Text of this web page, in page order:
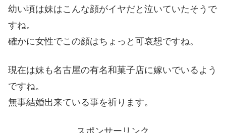
幼い頃は妹はこんな顔がイヤだと泣いていたそうで
すね。
確かに女性でこの顔はちょっと可哀想ですね。
現在は妹も名古屋の有名和菓子店に嫁いでいるよう
ですね。
無事結婚出来ている事を祈ります。